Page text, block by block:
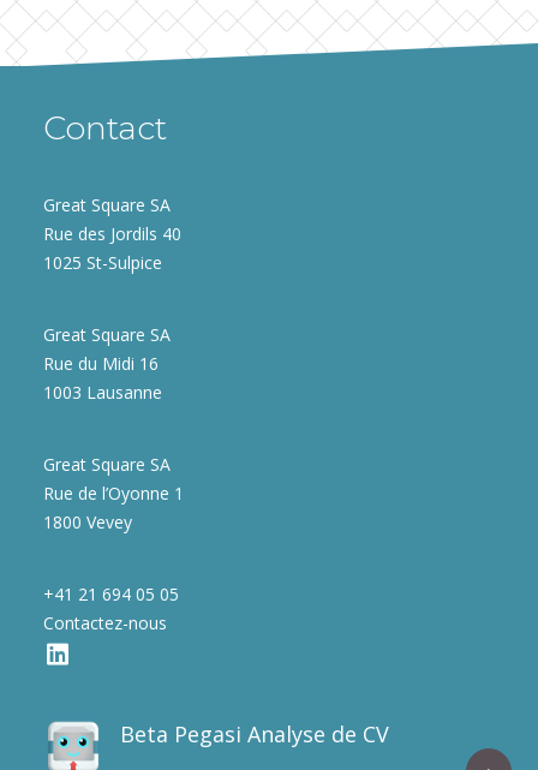
Contact
Great Square SA
Rue des Jordils 40
1025 St-Sulpice
Great Square SA
Rue du Midi 16
1003 Lausanne
Great Square SA
Rue de l’Oyonne 1
1800 Vevey
+41 21 694 05 05
Contactez-nous
Beta Pegasi Analyse de CV